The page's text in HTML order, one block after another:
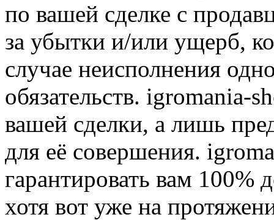
по вашей сделке с
за убытки и/или ущерб,
случае неисполнения
обязательств. igromania-
вашей сделки, а лишь
для её совершения.
гарантировать вам 100%
хотя вот уже на